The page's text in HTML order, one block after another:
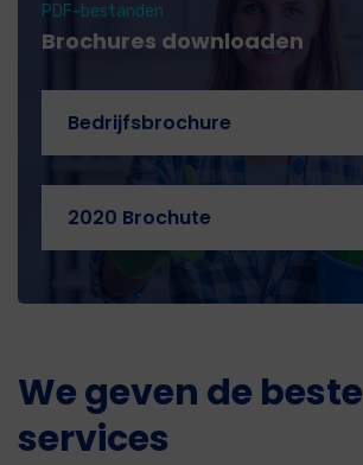
PDF-bestanden
Brochures downloaden
Bedrijfsbrochure
2020 Brochute
We geven de beste
services